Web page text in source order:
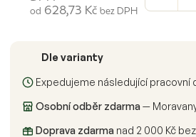
Dle varianty
Expedujeme následující pracovní
Osobní odběr zdarma—
Doprava zdarmanad 2 000 Kč bez
od 628,73 Kč bez DPH